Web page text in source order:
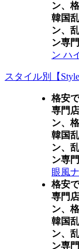
ン、
韓国
ン、
ン専
ン ハ
スタイル別【Style
格安
専門
ン、
韓国
ン、
ン専
眼風
格安
専門
ン、
韓国
ン、
ン専